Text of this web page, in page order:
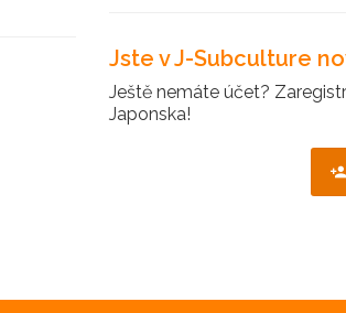
Jste v J-Subculture
Ještě nemáte účet?
Japonska!